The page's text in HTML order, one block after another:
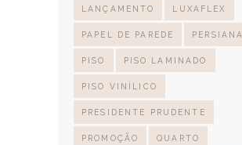
LANÇAMENTO LUXAFLEX
PAPEL DE PAREDE PERSIANA
PISO PISO LAMINADO
PISO VINÍLICO
PRESIDENTE PRUDENTE
PROMOÇÃO QUARTO